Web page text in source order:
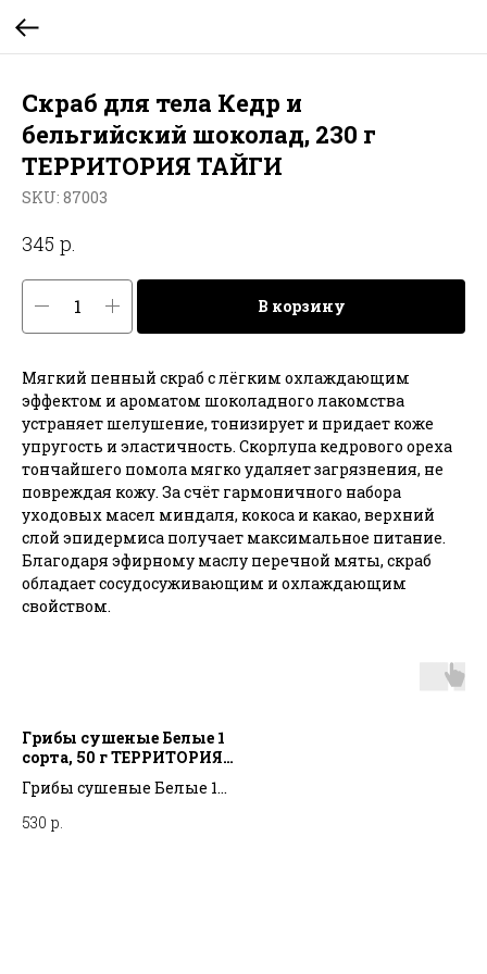
Скраб для тела Кедр и
бельгийский шоколад, 230 г
ТЕРРИТОРИЯ ТАЙГИ
SKU: 87003
345 р.
В корзину
Мягкий пенный скраб с лёгким охлаждающим
эффектом и ароматом шоколадного лакомства
устраняет шелушение, тонизирует и придает коже
упругость и эластичность. Скорлупа кедрового ореха
тончайшего помола мягко удаляет загрязнения, не
повреждая кожу. За счёт гармоничного набора
уходовых масел миндаля, кокоса и какао, верхний
слой эпидермиса получает максимальное питание.
Благодаря эфирному маслу перечной мяты, скраб
обладает сосудосуживающим и охлаждающим
свойством.
Грибы сушеные Белые 1
сорта, 50 г ТЕРРИТОРИЯ
ТАЙГИ
Грибы сушеные Белые 1
ТАЙГИ
530 р.